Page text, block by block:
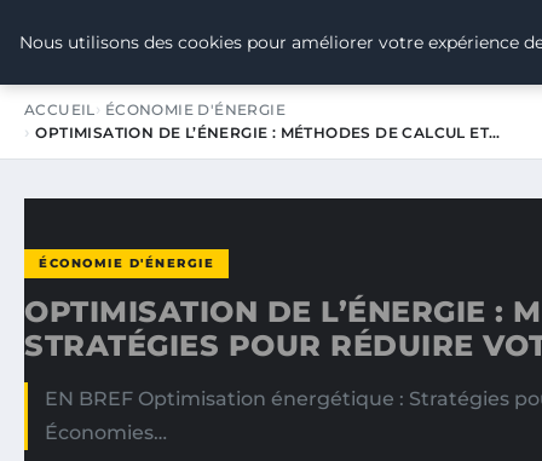
TOUR DE FRANCE POUR LE
ACCUEIL
ÉCONOMIE D'ÉNERGIE
OPTIMISATION DE L’ÉNERGIE : MÉTHODES DE CALCUL ET…
ÉCONOMIE D'ÉNERGIE
OPTIMISATION DE L’ÉNERGIE :
STRATÉGIES POUR RÉDUIRE
EN BREF Optimisation énergétique : Stratégies
Économies…
Nous utilisons des cookies pour améliorer votre expérience